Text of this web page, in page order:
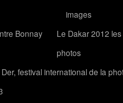
images
Bonnay
Le Dakar 2012 les
photos
festival international de la